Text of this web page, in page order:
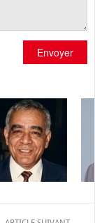
Envoyer